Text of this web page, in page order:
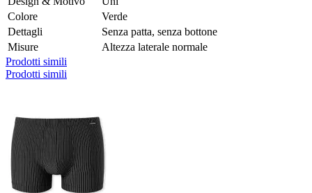
Colore
Verde
Dettagli
Senza patta, senza bottone
Misure
Altezza laterale normale
Prodotti simili
Prodotti simili